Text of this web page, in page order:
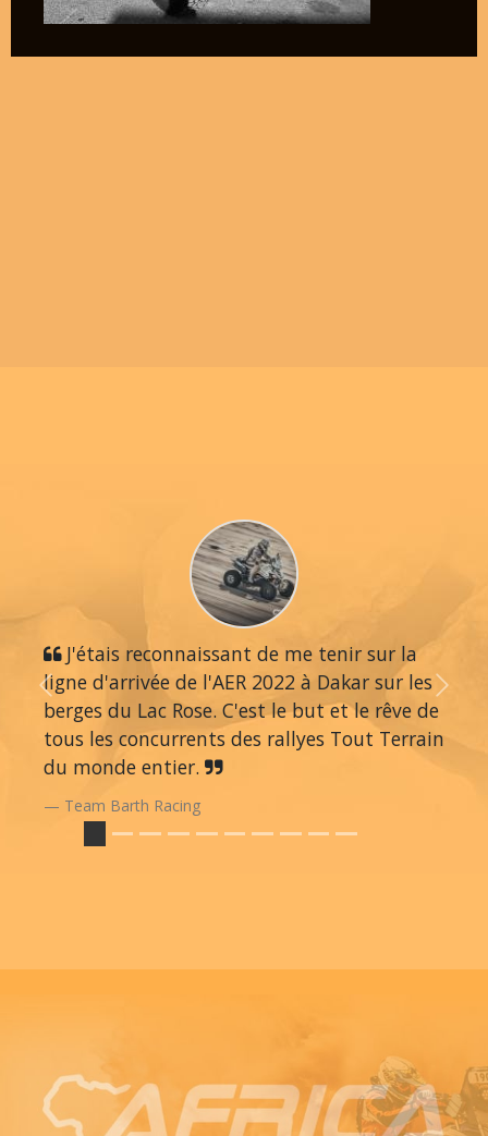
J'étais reconnaissant de me tenir sur la
ligne d'arrivée de l'AER 2022 à Dakar sur les
berges du Lac Rose. C'est le but et le rêve de
tous les concurrents des rallyes Tout Terrain
du monde entier.
Team Barth Racing
Previous Next